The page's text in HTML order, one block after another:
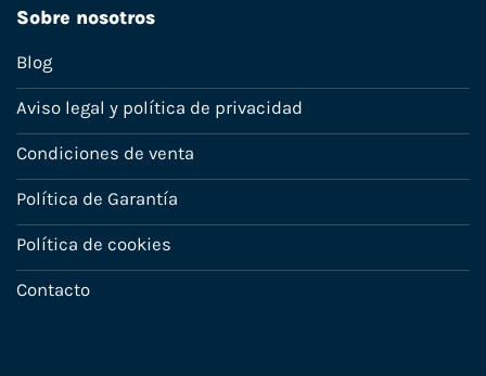
Sobre nosotros
Blog
Aviso legal y política de privacidad
Condiciones de venta
Política de Garantía
Política de cookies
Contacto